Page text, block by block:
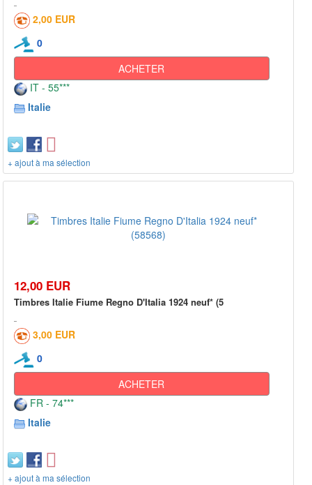
2,00 EUR
0
ACHETER
IT - 55***
Italie
+ ajout à ma sélection
12,00 EUR
Timbres Italie Fiume Regno D'Italia 1924 neuf* (5
3,00 EUR
0
ACHETER
FR - 74***
Italie
+ ajout à ma sélection